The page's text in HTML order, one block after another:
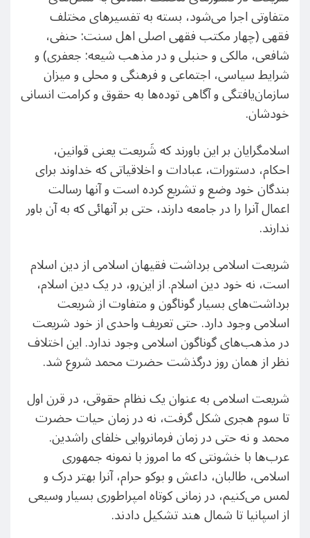
متفاوتی اجرا می‌شود، بسته به تفسیرهای مختلف
فقهی (چهار مکتب فقهی اصلی اهل سنت: حنفی،
شافعی، مالکی و حنبلی و در مذهب شیعه: جعفری) و
شرایط سیاسی، اجتماعی و فرهنگی و محلی و میزان
سازمان‌یافتگی و آگاهی توده‌ها به حقوق و کرامت انسانی
خودشان.
اسلامگرایان بر این باورند که شَریعت یعنی قوانین،
احکام، دستورات، عبادات و اخلاقیاتی که خداوند براى
بندگان خود وضع و تشریع کرده است و آنها رسالت
اعمال آنرا را در جامعه دارند، حتی بر آنهائی که به آن باور
ندارند.
شریعت اسلامی برداشت فقیهان اسلامی از دین اسلام
است، نه خود دین اسلام. از این‌رو، در یک دین اسلام،
برداشت‌های بسیار گوناگون و متفاوت از شریعت
اسلامی وجود دارد. حتی تعریف واحدی از خود شریعت
در مذهب‌های گوناگون اسلامی وجود ندارد. این اختلاف
نظر از همان روز درگذشت حضرت محمد شروع شد.
شریعت اسلامی به عنوان یک نظام حقوقی، در قرن اول
تا سوم هجری شکل گرفت، نه در زمان حیات حضرت
محمد و نه حتی در زمان فرمانروایی خلفای راشدین.
عرب‌ها با خشونتی که ما امروز با نمونه جمهوری
اسلامی، طالبان، داعش و بوکو حرام، آنرا بهتر درک و
لمس می‌کنیم، در زمانی کوتاه امپراطوری بسیار وسیعی
از اسپانیا تا شمال هند تشکیل دادند.